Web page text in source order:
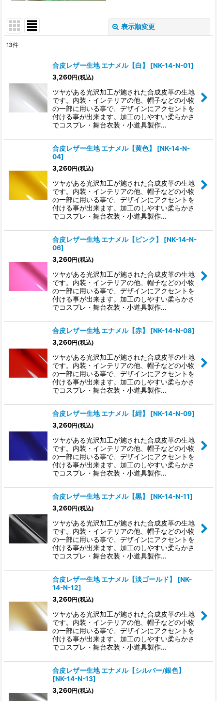
表示順変更
表示数
絞り込む
13件
合皮レザー生地 エナメル【白】 [NK-14-N-01]
3,260円 (税込)
ツヤがある光沢加工が施された合成皮革の生地
です。内装・インテリアの他、帽子などの小物
の一部に用いる事で、デザインにアクセントを
付ける事が出来ます。加工のしやすい柔らかさ
でコスプレ・舞台衣装・小道具製作…
合皮レザー生地 エナメル【黄色】 [NK-14-N-
04]
3,260円 (税込)
ツヤがある光沢加工が施された合成皮革の生地
です。内装・インテリアの他、帽子などの小物
の一部に用いる事で、デザインにアクセントを
付ける事が出来ます。加工のしやすい柔らかさ
でコスプレ・舞台衣装・小道具製作…
合皮レザー生地 エナメル【ピンク】 [NK-14-N-
06]
3,260円 (税込)
ツヤがある光沢加工が施された合成皮革の生地
です。内装・インテリアの他、帽子などの小物
の一部に用いる事で、デザインにアクセントを
付ける事が出来ます。加工のしやすい柔らかさ
でコスプレ・舞台衣装・小道具製作…
合皮レザー生地 エナメル【赤】 [NK-14-N-08]
3,260円 (税込)
ツヤがある光沢加工が施された合成皮革の生地
です。内装・インテリアの他、帽子などの小物
の一部に用いる事で、デザインにアクセントを
付ける事が出来ます。加工のしやすい柔らかさ
でコスプレ・舞台衣装・小道具製作…
合皮レザー生地 エナメル【紺】 [NK-14-N-09]
3,260円 (税込)
ツヤがある光沢加工が施された合成皮革の生地
です。内装・インテリアの他、帽子などの小物
の一部に用いる事で、デザインにアクセントを
付ける事が出来ます。加工のしやすい柔らかさ
でコスプレ・舞台衣装・小道具製作…
合皮レザー生地 エナメル【黒】 [NK-14-N-11]
3,260円 (税込)
ツヤがある光沢加工が施された合成皮革の生地
です。内装・インテリアの他、帽子などの小物
の一部に用いる事で、デザインにアクセントを
付ける事が出来ます。加工のしやすい柔らかさ
でコスプレ・舞台衣装・小道具製作…
合皮レザー生地 エナメル【淡ゴールド】 [NK-
14-N-12]
3,260円 (税込)
ツヤがある光沢加工が施された合成皮革の生地
です。内装・インテリアの他、帽子などの小物
の一部に用いる事で、デザインにアクセントを
付ける事が出来ます。加工のしやすい柔らかさ
でコスプレ・舞台衣装・小道具製作…
合皮レザー生地 エナメル【シルバー/銀色】
[NK-14-N-13]
3,260円 (税込)